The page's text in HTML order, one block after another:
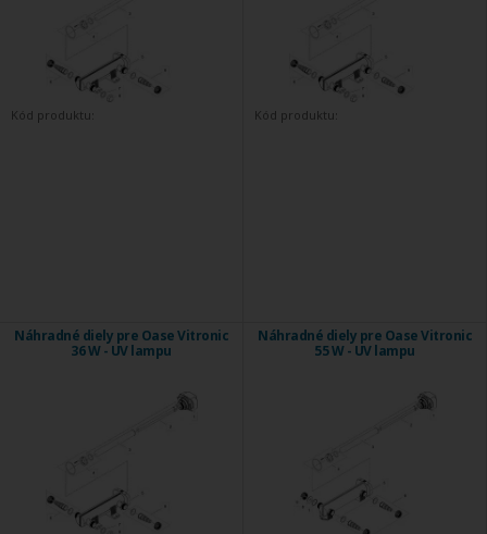
Kód produktu: Kód produktu:
Náhradné diely pre Oase Vitronic
36 W - UV lampu
Náhradné diely pre Oase Vitronic
55 W - UV lampu